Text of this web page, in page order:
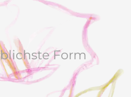
Form